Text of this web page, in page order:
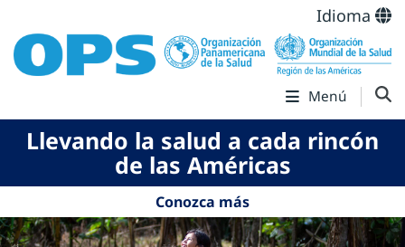
Idioma
Menú
Llevando la salud a cada rincón
de las Américas
Conozca más